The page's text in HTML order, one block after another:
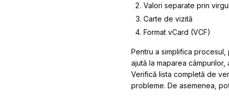
Valori separate prin
Carte de vizită
Format vCard (VCF)
Pentru a simplifica
ajută la maparea
Verifică lista completă de
probleme. De asemenea,